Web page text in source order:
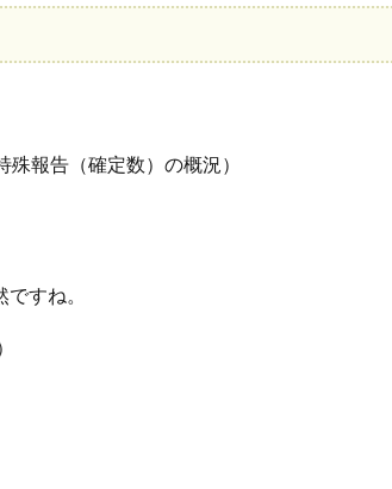
報告（確定数）の概況）
すね。